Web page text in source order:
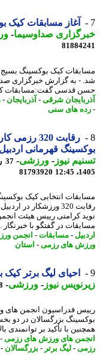
آغاز مسابقات کیک
صداوسیما-
- به گزارش خبرگزاری صدا و
قدسی گفت:مسابقات کیک
شرقی-آذربایجان-
های سنی
رقابت 320 رزمی
قهرمانی اردبیل
نیوز-ورزشی-
81793920
انتخابی کیک بوکسینگ
رقابت 320 ورزشکار در
کرامتی رییس هیئت انجمن
در گفتگو با خبرنگار ...
-مسابقات-انجمن ورزش
های رزمی -استان
احیای لیگ برتر کیک
نیوز-ورزشی-48 روز پیش - دوشنبه 1 تیر 1405، 19:23
فدراسیون انجمن های ورزش
بزرگسالان در دو بخش
با تأکید بر توانمندی بالای
های ورزش های رزمی -
-لیگ برتر - بزرگسالان-